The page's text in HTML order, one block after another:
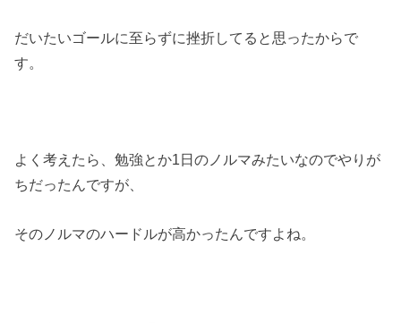
だいたいゴールに至らずに挫折してると思ったからで
す。
よく考えたら、勉強とか1日のノルマみたいなのでやりが
ちだったんですが、
そのノルマのハードルが高かったんですよね。